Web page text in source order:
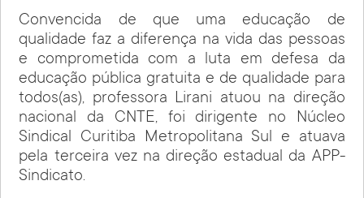
Convencida de que uma educação de
qualidade faz a diferença na vida das pessoas
e comprometida com a luta em defesa da
educação pública gratuita e de qualidade para
todos(as), professora Lirani atuou na direção
nacional da CNTE, foi dirigente no Núcleo
Sindical Curitiba Metropolitana Sul e atuava
pela terceira vez na direção estadual da APP-
Sindicato.